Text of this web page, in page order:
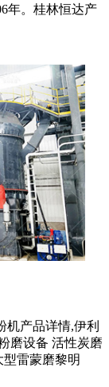
年。桂林恒达产
机产品详情,伊利
磨设备 活性炭磨
雷蒙磨黎明